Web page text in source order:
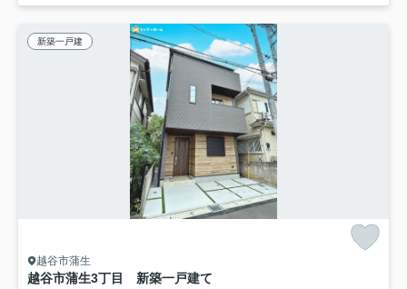
新築一戸建
越谷市蒲生
越谷市蒲生3丁目 新築一戸建て